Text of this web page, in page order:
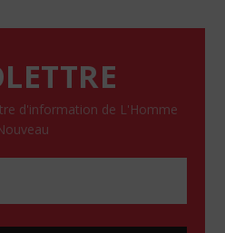
d'information de L'Homme